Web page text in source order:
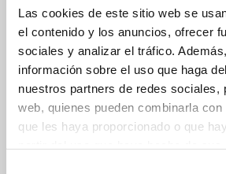
Las cookies de este sitio web se
el contenido y los anuncios, ofrecer
sociales y analizar el tráfico.
información sobre el uso que haga
nuestros partners de redes sociales,
web, quienes pueden combinarla
que les haya proporcionado o que
Conoce un poco mejor a Óscar Buj a
TE
SIN